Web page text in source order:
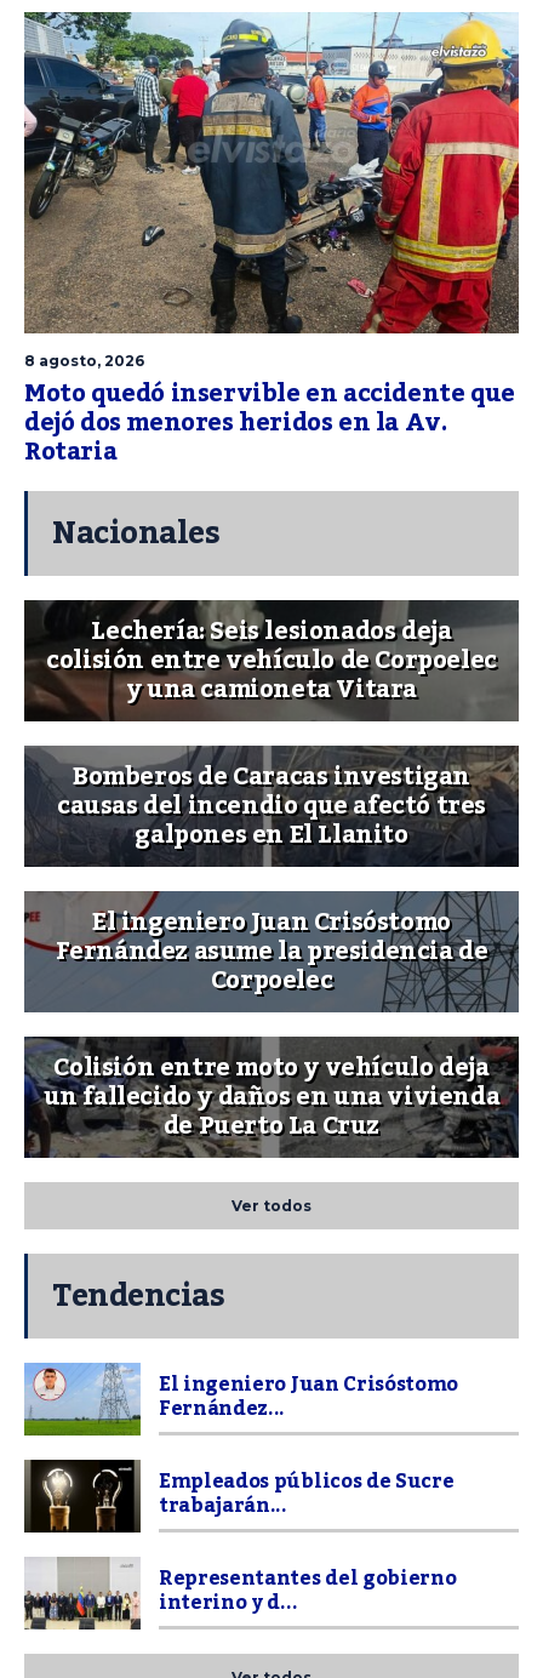
8 agosto, 2026
Moto quedó inservible en accidente que
dejó dos menores heridos en la Av.
Rotaria
Nacionales
Lechería: Seis lesionados deja
colisión entre vehículo de Corpoelec
y una camioneta Vitara
Bomberos de Caracas investigan
causas del incendio que afectó tres
galpones en El Llanito
El ingeniero Juan Crisóstomo
Fernández asume la presidencia de
Corpoelec
Colisión entre moto y vehículo deja
un fallecido y daños en una vivienda
de Puerto La Cruz
Ver todos
Tendencias
El ingeniero Juan Crisóstomo
Fernández...
Empleados públicos de Sucre
trabajarán...
Representantes del gobierno
interino y d...